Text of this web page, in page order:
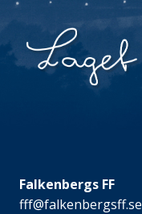
Falkenbergs FF
fff@falkenbergsff.se